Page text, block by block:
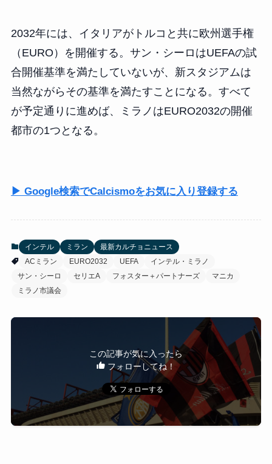
2032年には、イタリアがトルコと共に欧州選手権
（EURO）を開催する。サン・シーロはUEFAの試
合開催基準を満たしていないが、新スタジアムは
当然ながらその基準を満たすことになる。すべて
が予定通りに進めば、ミラノはEURO2032の開催
都市の1つとなる。
▶ Google検索でCalcismoをお気に入り登録する
インテル ミラン
最新カルチョニュース
ACミラン
EURO2032 UEFA
インテル・ミラノ
サン・シーロ
セリエA フォスター＋パートナーズ
マニカ
ミラノ市議会
この記事が気に入ったら
フォローしてね！